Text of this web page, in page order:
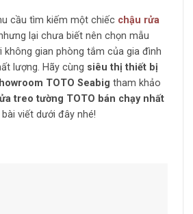
cầu tìm kiếm một chiếc chậu rửa
lại chưa biết nên chọn mẫu
không gian phòng tắm của gia đình
lượng. Hãy cùng siêu thị thiết bị
TOTO Seabig tham khảo
treo tường TOTO bán chạy nhất
viết dưới đây nhé!